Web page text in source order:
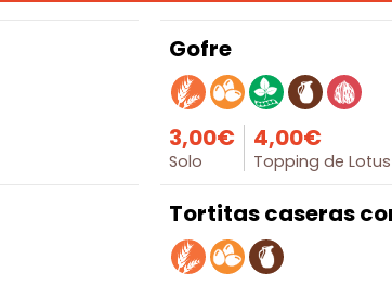
Gofre
3,00€
Solo
4,00€
Topping de
Tortitas caseras